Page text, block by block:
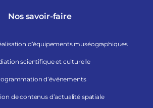
Nos savoir-faire
d’équipements muséographiques
scientifique et culturelle
d’événements
de contenus d’actualité spatiale